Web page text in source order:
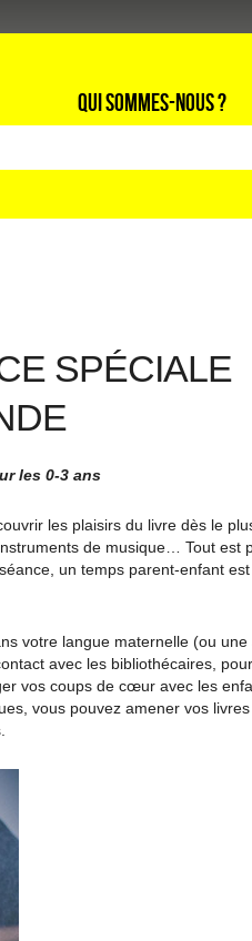
Qui sommes-nous ?
SPÉCIALE
les 0-3 ans
les plaisirs du livre dès le
de musique… Tout est
un temps parent-enfant
votre langue maternelle (ou
avec les bibliothécaires,
vos coups de cœur avec les
vous pouvez amener vos